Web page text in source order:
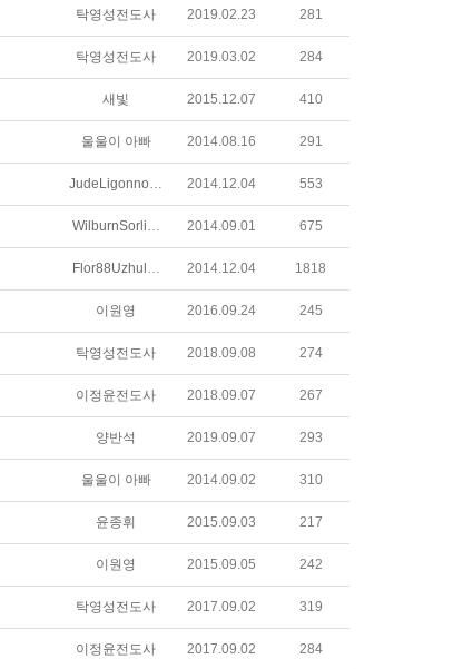
탁영성전도사 2019.02.23 281
탁영성전도사 2019.03.02 284
새빛 2015.12.07 410
울울이 아빠 2014.08.16 291
JudeLigonnoodtxuosqq2014.12.04 553
WilburnSorliekqtkjn2014.09.01 675
Flor88Uzhulqiquwu2014.12.04 1818
이원영 2016.09.24 245
탁영성전도사 2018.09.08 274
이정윤전도사 2018.09.07 267
양반석 2019.09.07 293
울울이 아빠 2014.09.02 310
윤종휘 2015.09.03 217
이원영 2015.09.05 242
탁영성전도사 2017.09.02 319
이정윤전도사 2017.09.02 284